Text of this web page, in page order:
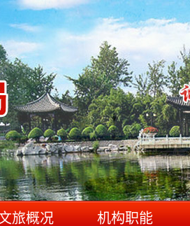
旅概况 机构职能